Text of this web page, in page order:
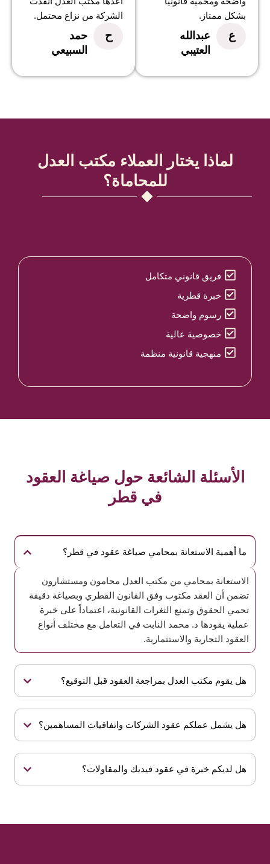
بشكل ممتاز.
ع
عبدالله
العتيبي
الشركة من نزاع محتمل.
ح
حمد
السبيعي
لماذا يختار العملاء مكتب العدل
للمحاماة؟
فريق قانوني متكامل
خبرة قطرية
رسوم واضحة
خصوصية عالية
منهجية قانونية منظمة
الأسئلة الشائعة حول صياغة العقود
في قطر
ما أهمية الاستعانة بمحامي صياغة عقود في قطر؟
الاستعانة بمحامي من مكتب العدل محامون ومستشارون
تضمن أن العقد مكتوب وفق القانون القطري وبصياغة دقيقة
تحمي الحقوق وتمنع الثغرات القانونية، اعتماداً على خبرة
عملية يقودها د. محمد النابت في التعامل مع مختلف أنواع
العقود التجارية والاستثمارية.
هل يقوم مكتب العدل بمراجعة العقود قبل التوقيع؟
هل يشمل عملكم عقود الشركات واتفاقيات المساهمين؟
هل لديكم خبرة في عقود فيديك والمقاولات؟